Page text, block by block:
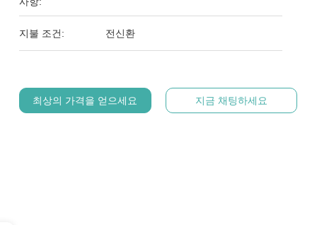
지불 조건: 전신환
최상의 가격을 얻으세요 지금 채팅하세요